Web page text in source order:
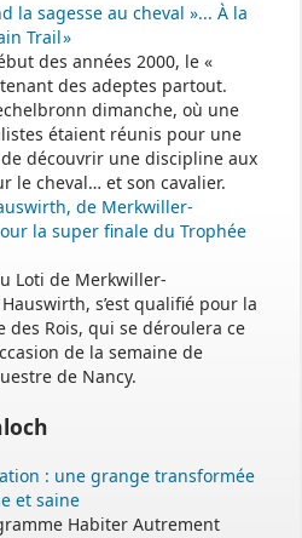
mairie
fermé le samedi matin.
par le maire, sur rendez-vous.
la sagesse au cheval »... À la
Trail »
des années 2000, le «
des adeptes partout.
dimanche, où une
étaient réunis pour une
de découvrir une discipline aux
le cheval… et son cavalier.
de Merkwiller-
la super finale du Trophée
Loti de Merkwiller-
s’est qualifié pour la
des Rois, qui se déroulera ce
de la semaine de
de Nancy.
: une grange transformée
et saine
Habiter Autrement